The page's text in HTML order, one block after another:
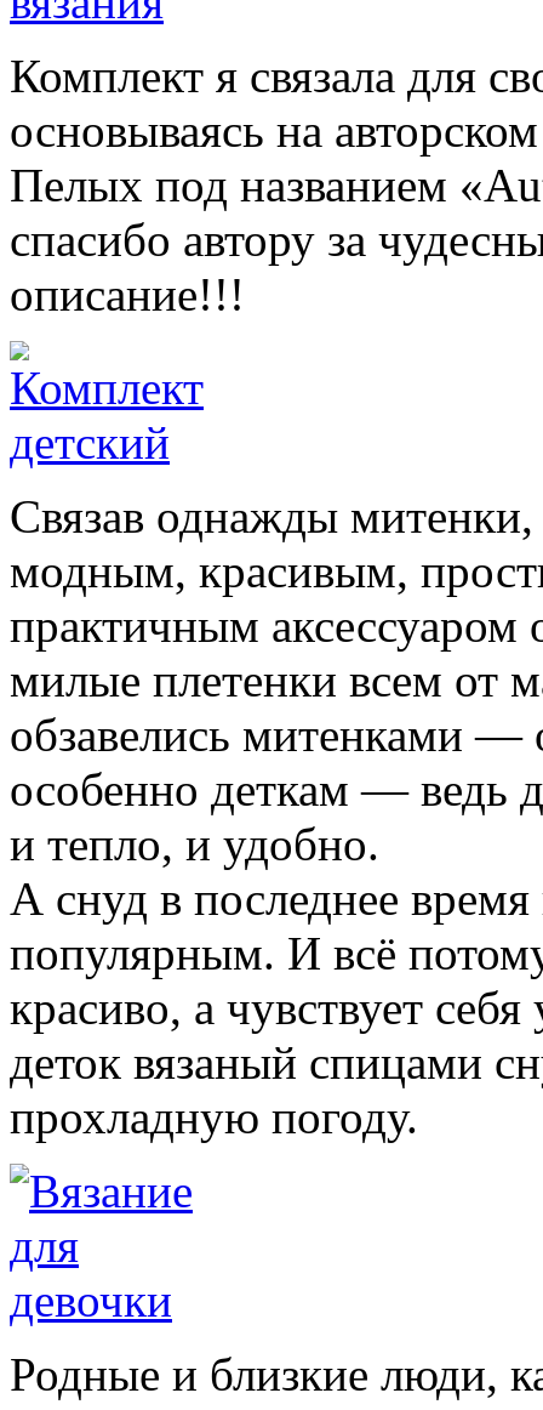
Комплект я связала для
основываясь на
Пелых под названием
спасибо автору за
описание!!!
Связав однажды
модным, красивым,
практичным
милые плетенки всем от
обзавелись митенками
особенно деткам — ведь
и тепло, и удобно.
А снуд в последнее
популярным. И всё
красиво, а чувствует
деток вязаный спицами
прохладную погоду.
Родные и близкие люди,